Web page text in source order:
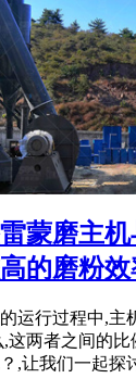
蒙磨主
的磨粉效
运行过程中,主
这两者之间的比
,让我们一起探